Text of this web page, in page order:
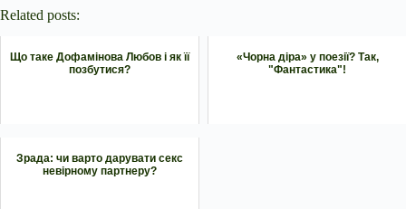
Related posts:
Що таке Дофамінова Любов і як її
позбутися?
«Чорна діра» у поезії? Так,
"Фантастика"!
Зрада: чи варто дарувати секс
невірному партнеру?